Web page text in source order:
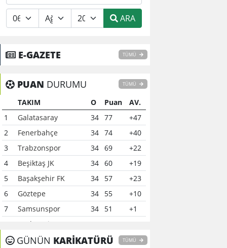
ARA
E-GAZETE TÜMÜ
PUAN DURUMU TÜMÜ
TAKIM O Puan
AV.
1
Galatasaray 34 77
+47
2
Fenerbahçe 34 74
+40
3
Trabzonspor 34 69
+22
4
Beşiktaş JK 34 60
+19
5
Başakşehir FK 34 57
+23
6
Göztepe 34 55
+10
7
Samsunspor 34 51
+1
Çaykur Rizespor
9
Konyaspor 34 40
-7
GÜNÜN KARİKATÜRÜ TÜMÜ